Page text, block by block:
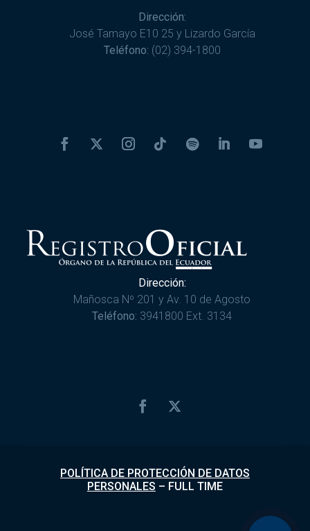
Dirección:
José Tamayo E10 25 y Lizardo García
Teléfono: (02) 394-1800
Dirección:
Mañosca Nº 201 y Av. 10 de Agosto
Teléfono: 3941800 Ext. 3134
POLÍTICA DE PROTECCIÓN DE DATOS
PERSONALES – FULL TIME